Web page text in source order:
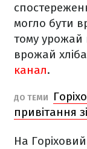
могло бути
тому урожай
врожай
канал.
ДО ТЕМИ
привітання
На